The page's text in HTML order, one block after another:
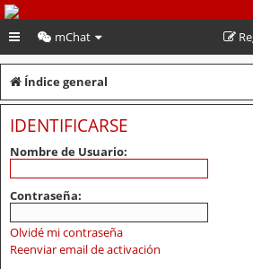
PeruVoley.com
mChat
Índice general
IDENTIFICARSE
Nombre de Usuario:
Contraseña:
Olvidé mi contraseña
Reenviar email de activación